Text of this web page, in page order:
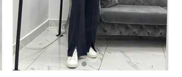
SEPETE EKLE